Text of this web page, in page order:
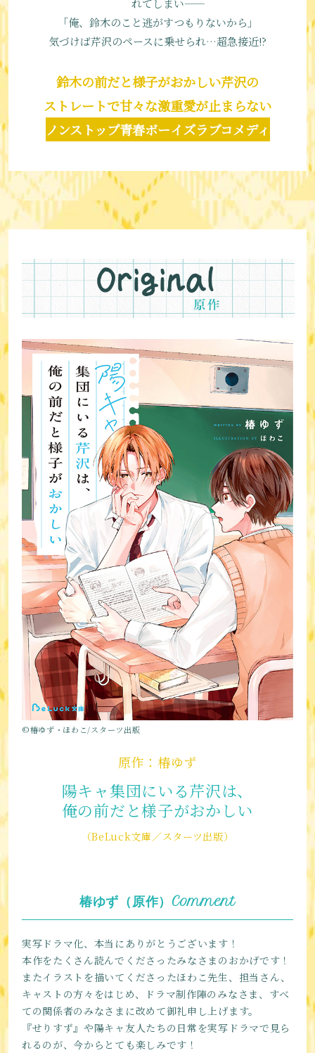
れてしまい――
「俺、鈴木のこと逃がすつもりないから」
気づけば芹沢のペースに乗せられ…超急接近!?
鈴木の前だと様子がおかしい芹沢の
ストレートで甘々な激重愛が止まらない
ノンストップ青春ボーイズラブコメディ
©椿ゆず・ほわこ/スターツ出版
原作：椿ゆず
陽キャ集団にいる芹沢は、
俺の前だと様子がおかしい
（BeLuck文庫／スターツ出版）
椿ゆず（原作）Comment
実写ドラマ化、本当にありがとうございます！
本作をたくさん読んでくださったみなさまのおかげです！
またイラストを描いてくださったほわこ先生、担当さん、
キャストの方々をはじめ、ドラマ制作陣のみなさま、すべ
ての関係者のみなさまに改めて御礼申し上げます。
『せりすず』や陽キャ友人たちの日常を実写ドラマで見ら
れるのが、今からとても楽しみです！